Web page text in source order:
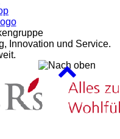
Innovation und Service.